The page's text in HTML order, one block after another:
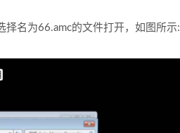
名为66.amc的文件打开，如图所示: